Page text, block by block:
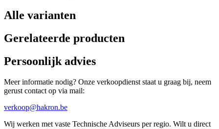
Alle varianten
Gerelateerde producten
Persoonlijk advies
Meer informatie nodig? Onze verkoopdienst staat u graag bij, neem
gerust contact op via mail:
verkoop@hakron.be
Wij werken met vaste Technische Adviseurs per regio. Wilt u direct